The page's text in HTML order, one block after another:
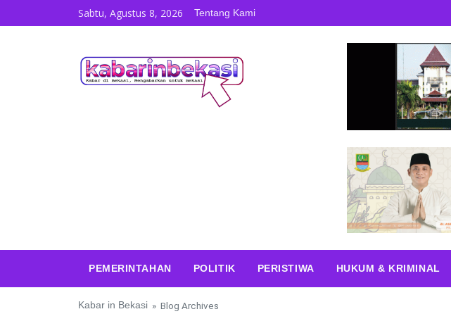
Skip to contentSabtu, Agustus 8, 2026 Tentang Kami
PEMERINTAHAN POLITIK PERISTIWA HUKUM & KRIMINAL
Kabar in Bekasi » Blog Archives